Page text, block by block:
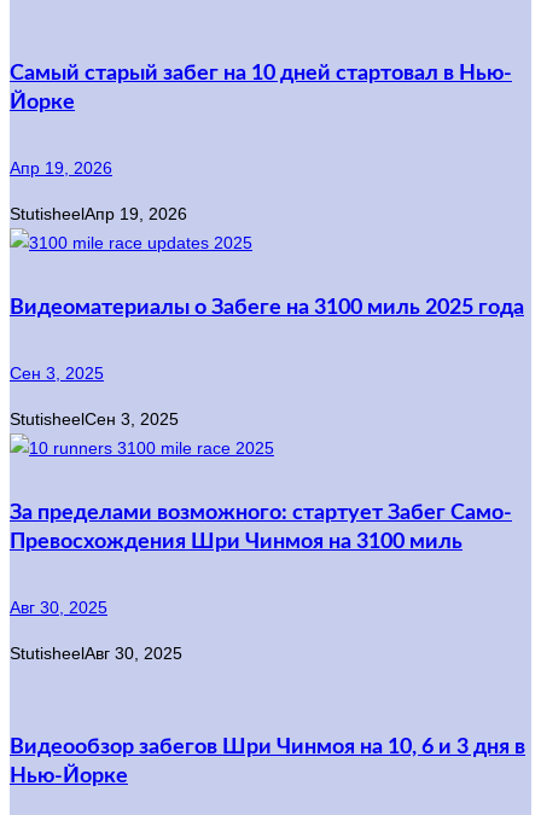
Самый старый забег на 10 дней стартовал в Нью-
Йорке
Апр 19, 2026
StutisheelАпр 19, 2026
Видеоматериалы о Забеге на 3100 миль 2025 года
Сен 3, 2025
StutisheelСен 3, 2025
За пределами возможного: стартует Забег Само-
Превосхождения Шри Чинмоя на 3100 миль
Авг 30, 2025
StutisheelАвг 30, 2025
Видеообзор забегов Шри Чинмоя на 10, 6 и 3 дня в
Нью-Йорке